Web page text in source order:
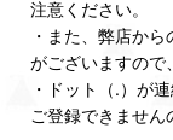
注意ください。
・また、弊店か
がございますので
・ドット（.）が
ご登録できません